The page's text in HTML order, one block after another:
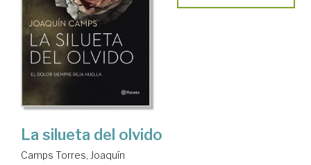
La silueta del olvido
Camps Torres, Joaquín